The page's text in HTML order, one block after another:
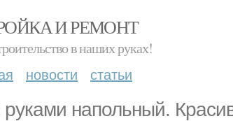
И РЕМОНТ
в наших руках!
новости статьи
напольный.